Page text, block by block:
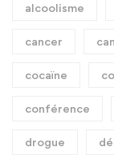
alcoolisme
cancer
cocaïne
conférence
drogue